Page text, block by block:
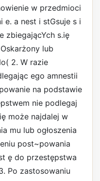
w przedmioci
e. a nest i stGsuje s i
zbiegającYch s.ię
Oskarżony lub
2. W razie
ego amnestii
na podstawie
nie podlegaj
może najdalej w
mu lub ogłoszenia
post~powania
ę do przestępstwa
Po zastosowaniu